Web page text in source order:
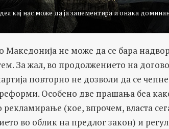
кај нас може да ја зацементира и онака
Македонија не може да се бара
За жал, во продолжението на
повторно не дозволи да се
Особено две прашања беа
рекламирање (кое, впрочем, власта
во облик на предлог закон) и